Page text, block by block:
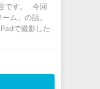
です。 今回
ム」の話。
で撮影した